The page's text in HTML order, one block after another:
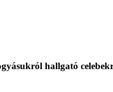
hallgató